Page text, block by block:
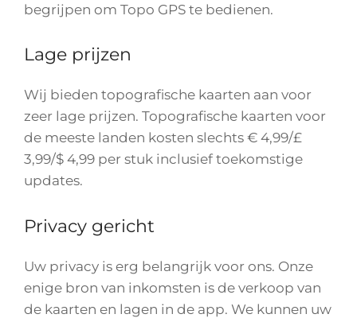
begrijpen om Topo GPS te bedienen.
Lage prijzen
Wij bieden topografische kaarten aan voor
zeer lage prijzen. Topografische kaarten voor
de meeste landen kosten slechts € 4,99/£
3,99/$ 4,99 per stuk inclusief toekomstige
updates.
Privacy gericht
Uw privacy is erg belangrijk voor ons. Onze
enige bron van inkomsten is de verkoop van
de kaarten en lagen in de app. We kunnen uw